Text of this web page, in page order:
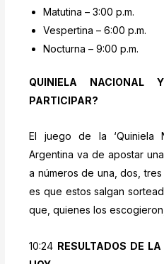
Matutina – 3:00 p.m.
Vespertina – 6:00 p.m.
Nocturna – 9:00 p.m.
QUINIELA NACIONAL
PARTICIPAR?
El juego de la ‘Quiniela
Argentina va de apostar
a números de una, dos,
es que estos salgan
que, quienes los
10:24 RESULTADOS DE